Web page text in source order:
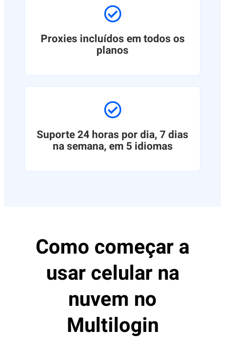
Proxies incluídos em todos os
planos
Suporte 24 horas por dia, 7 dias
na semana, em 5 idiomas
Como começar a
usar celular na
nuvem no
Multilogin